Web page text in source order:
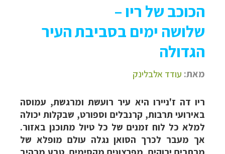
הכוכב של ריו –
שלושה ימים בסביבת העיר
הגדולה
מאת: עודד אלבלינק
ריו דה ז'ניירו היא עיר רועשת ומרגשת, עמוסה
באירועי תרבות, קרנבלים וספורט, שבקלות יכולה
למלא כל לוח זמנים של כל טיול מתוכנן באזור.
אך מעבר לכרך הסואן נגלה עולם מופלא של